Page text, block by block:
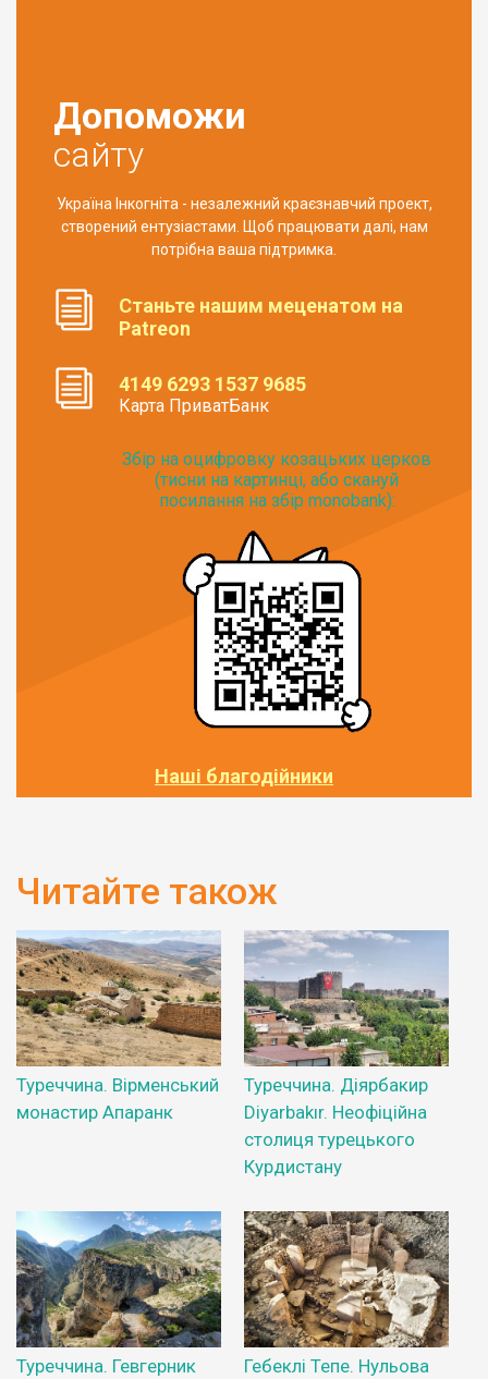
Допоможи
сайту
Україна Інкогніта - незалежний краєзнавчий проект,
створений ентузіастами. Щоб працювати далі, нам
потрібна ваша підтримка.
Станьте нашим меценатом на
Patreon
4149 6293 1537 9685
Карта ПриватБанк
Збір на оцифровку козацьких церков
(тисни на картинці, або скануй
посилання на збір monobank):
Наші благодійники
Читайте також
Туреччина. Вірменський
монастир Апаранк
Туреччина. Діярбакир
Diyarbakır. Неофіційна
столиця турецького
Курдистану
Туреччина. Гевгерник
Гебеклі Тепе. Нульова